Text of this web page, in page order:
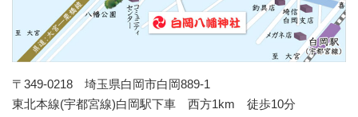
〒349-0218 埼玉県白岡市白岡889-1
東北本線(宇都宮線)白岡駅下車 西方1km 徒歩10分